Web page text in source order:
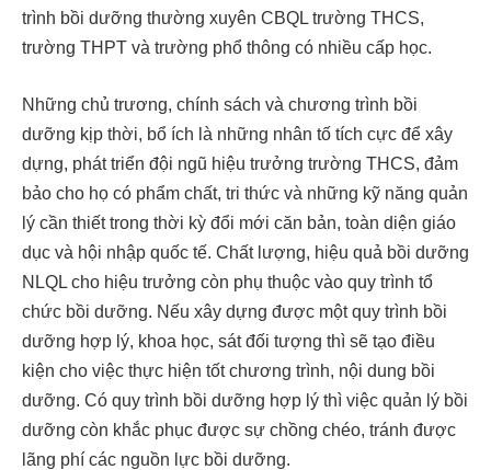
trình bồi dưỡng thường xuyên CBQL trường THCS,
trường THPT và trường phổ thông có nhiều cấp học.
Những chủ trương, chính sách và chương trình bồi
dưỡng kịp thời, bổ ích là những nhân tố tích cực để xây
dựng, phát triển đội ngũ hiệu trưởng trường THCS, đảm
bảo cho họ có phẩm chất, tri thức và những kỹ năng quản
lý cần thiết trong thời kỳ đổi mới căn bản, toàn diện giáo
dục và hội nhập quốc tế. Chất lượng, hiệu quả bồi dưỡng
NLQL cho hiệu trưởng còn phụ thuộc vào quy trình tổ
chức bồi dưỡng. Nếu xây dựng được một quy trình bồi
dưỡng hợp lý, khoa học, sát đối tượng thì sẽ tạo điều
kiện cho việc thực hiện tốt chương trình, nội dung bồi
dưỡng. Có quy trình bồi dưỡng hợp lý thì việc quản lý bồi
dưỡng còn khắc phục được sự chồng chéo, tránh được
lãng phí các nguồn lực bồi dưỡng.